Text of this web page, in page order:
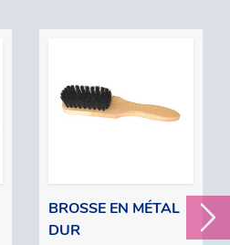
BROSSE EN MÉTAL
DUR